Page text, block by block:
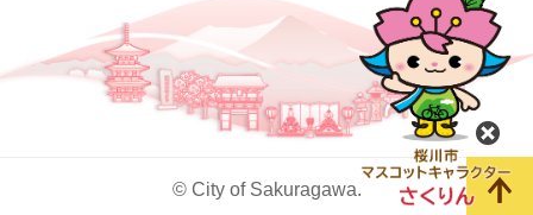
© City of Sakuragawa.